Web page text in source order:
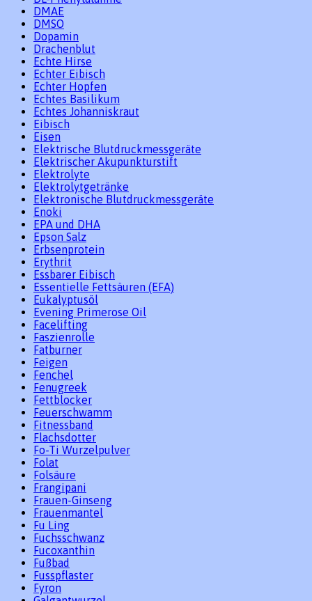
DMAE
DMSO
Dopamin
Drachenblut
Echte Hirse
Echter Eibisch
Echter Hopfen
Echtes Basilikum
Echtes Johanniskraut
Eibisch
Eisen
Elektrische Blutdruckmessgeräte
Elektrischer Akupunkturstift
Elektrolyte
Elektrolytgetränke
Elektronische Blutdruckmessgeräte
Enoki
EPA und DHA
Epson Salz
Erbsenprotein
Erythrit
Essbarer Eibisch
Essentielle Fettsäuren (EFA)
Eukalyptusöl
Evening Primerose Oil
Facelifting
Faszienrolle
Fatburner
Feigen
Fenchel
Fenugreek
Fettblocker
Feuerschwamm
Fitnessband
Flachsdotter
Fo-Ti Wurzelpulver
Folat
Folsäure
Frangipani
Frauen-Ginseng
Frauenmantel
Fu Ling
Fuchsschwanz
Fucoxanthin
Fußbad
Fusspflaster
Fyron